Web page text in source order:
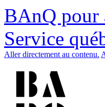
BAnQ pour
Service
Aller directement au contenu.